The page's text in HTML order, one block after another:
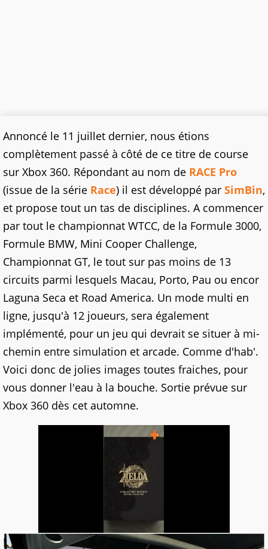
Annoncé le 11 juillet dernier, nous étions
complètement passé à côté de ce titre de course
sur Xbox 360. Répondant au nom de RACE Pro
(issue de la série Race) il est développé par SimBin,
et propose tout un tas de disciplines. A commencer
par tout le championnat WTCC, de la Formule 3000,
Formule BMW, Mini Cooper Challenge,
Championnat GT, le tout sur pas moins de 13
circuits parmi lesquels Macau, Porto, Pau ou encor
Laguna Seca et Road America. Un mode multi en
ligne, jusqu'à 12 joueurs, sera également
implémenté, pour un jeu qui devrait se situer à mi-
chemin entre simulation et arcade. Comme d'hab'.
Voici donc de jolies images toutes fraiches, pour
vous donner l'eau à la bouche. Sortie prévue sur
Xbox 360 dès cet automne.